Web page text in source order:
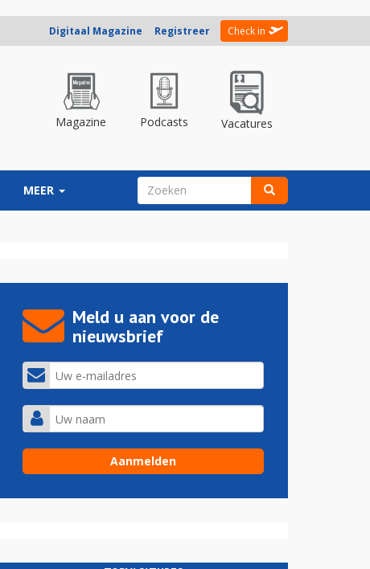
Digitaal Magazine Registreer Check in
Magazine Podcasts Vacatures
MEER ZOEKVELD
Meld u aan voor de
nieuwsbrief